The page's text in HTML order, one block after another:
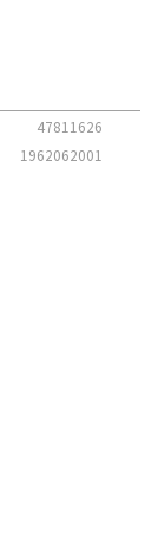
47811626
1962062001